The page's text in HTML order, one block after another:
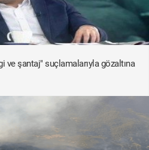
ve şantaj" suçlamalarıyla gözaltına